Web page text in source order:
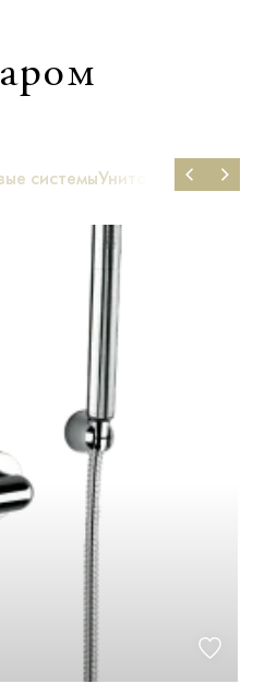
системыУнитазы Ванны